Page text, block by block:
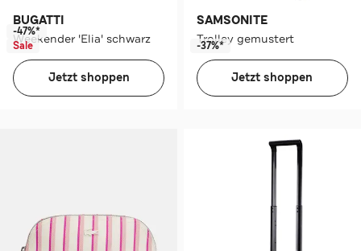
BUGATTI
Weekender 'Elia' schwarz
-47%*
Sale
Jetzt shoppen
SAMSONITE
Trolley gemustert
-37%*
Jetzt shoppen